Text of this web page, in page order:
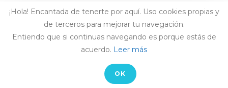
¡Hola! Encantada de tenerte por aquí. Uso cookies propias y
de terceros para mejorar tu navegación.
Entiendo que si continuas navegando es porque estás de
acuerdo. Leer más
OK